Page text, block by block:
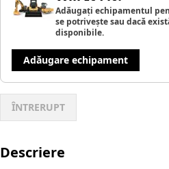
Adăugați echipamentul
se potrivește sau dacă
disponibile.
Adăugare echipament
ÎNTRERUPT
Descriere